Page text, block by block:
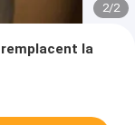
2/2
la